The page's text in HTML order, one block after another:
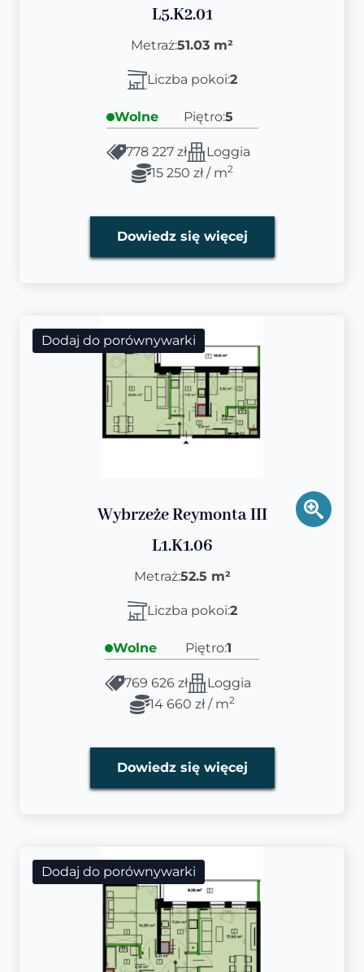
L5.K2.01
Metraż:51.03 m²
Liczba pokoi:2
Wolne Piętro:5
778 227 zł
Loggia
15 250 zł / m2
Dowiedz się więcej
Dodaj do porównywarki
Wybrzeże Reymonta III
L1.K1.06
Metraż:52.5 m²
Liczba pokoi:2
Wolne Piętro:1
769 626 zł
Loggia
14 660 zł / m2
Dowiedz się więcej
Dodaj do porównywarki